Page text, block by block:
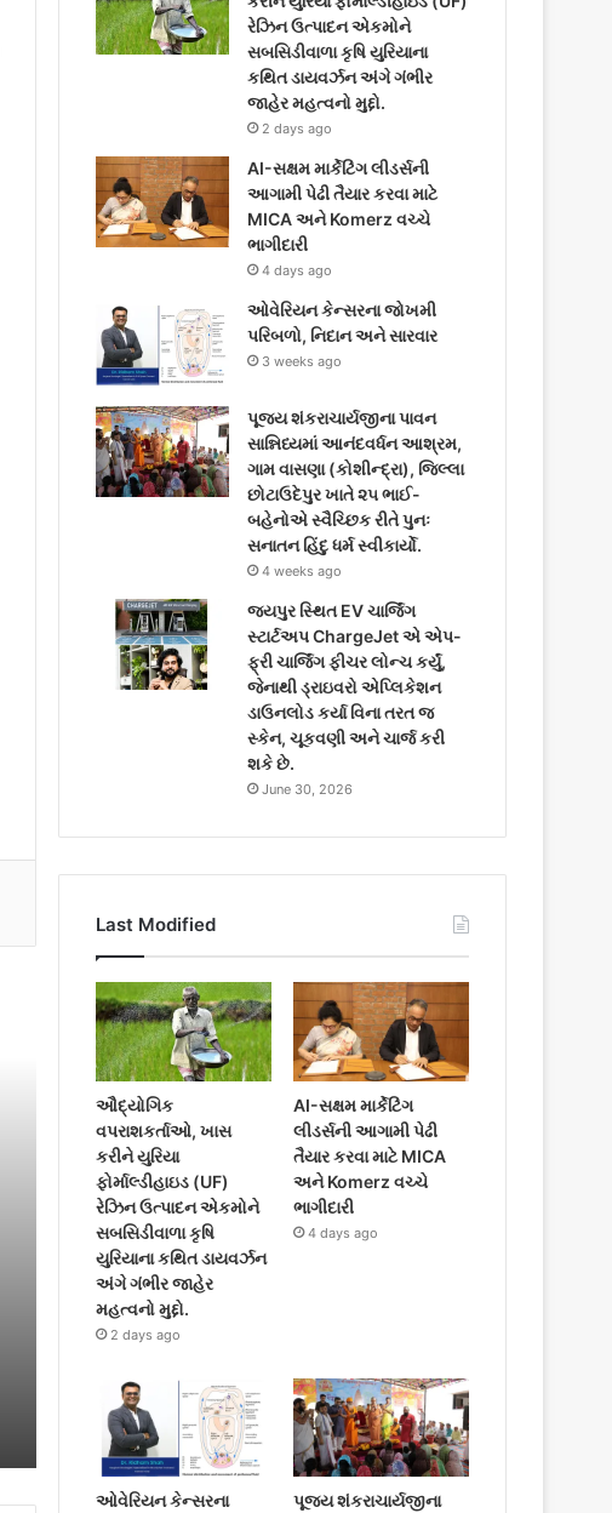
o
o
k
e
r
g
r
a
m
રેઝિન ઉત્પાદન એકમોને
સબસિડીવાળા કૃષિ યુરિયાના
કથિત ડાયવર્ઝન અંગે ગંભીર
જાહેર મહત્વનો મુદ્દો.
2 days ago
AI-સક્ષમ માર્કેટિંગ લીડર્સની
આગામી પેઢી તૈયાર કરવા માટે
MICA અને Komerz વચ્ચે
ભાગીદારી
4 days ago
ઓવેરિયન કેન્સરના જોખમી
પરિબળો, નિદાન અને સારવાર
3 weeks ago
પૂજ્ય શંકરાચાર્યજીના પાવન
સાન્નિધ્યમાં આનંદવર્ધન આશ્રમ,
ગામ વાસણા (કોશીન્દ્રા), જિલ્લા
છોટાઉદેપુર ખાતે ૨૫ ભાઈ-
બહેનોએ સ્વૈચ્છિક રીતે પુનઃ
સનાતન હિંદુ ધર્મ સ્વીકાર્યો.
4 weeks ago
જયપુર સ્થિત EV ચાર્જિંગ
સ્ટાર્ટઅપ ChargeJet એ એપ-
ફ્રી ચાર્જિંગ ફીચર લોન્ચ કર્યું,
જેનાથી ડ્રાઇવરો એપ્લિકેશન
ડાઉનલોડ કર્યા વિના તરત જ
સ્કેન, ચૂકવણી અને ચાર્જ કરી
શકે છે.
June 30, 2026
Last Modified
ઔદ્યોગિક
વપરાશકર્તાઓ, ખાસ
કરીને યુરિયા
ફોર્માલ્ડીહાઇડ (UF)
રેઝિન ઉત્પાદન એકમોને
સબસિડીવાળા કૃષિ
યુરિયાના કથિત ડાયવર્ઝન
અંગે ગંભીર જાહેર
મહત્વનો મુદ્દો.
2 days ago
AI-સક્ષમ માર્કેટિંગ
લીડર્સની આગામી પેઢી
તૈયાર કરવા માટે MICA
અને Komerz વચ્ચે
ભાગીદારી
4 days ago
ઓવેરિયન કેન્સરના
પૂજ્ય શંકરાચાર્યજીના